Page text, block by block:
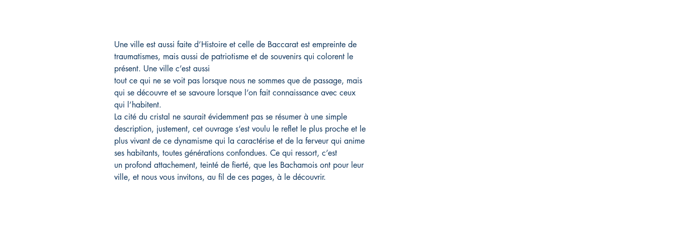
Une ville est aussi faite d’Histoire et celle de Baccarat est empreinte de
traumatismes, mais aussi de patriotisme et de souvenirs qui colorent le
présent. Une ville c’est aussi
tout ce qui ne se voit pas lorsque nous ne sommes que de passage, mais
qui se découvre et se savoure lorsque l’on fait connaissance avec ceux
qui l’habitent.
La cité du cristal ne saurait évidemment pas se résumer à une simple
description, justement, cet ouvrage s‘est voulu le reflet le plus proche et le
plus vivant de ce dynamisme qui la caractérise et de la ferveur qui anime
ses habitants, toutes générations confondues. Ce qui ressort, c’est
un profond attachement, teinté de fierté, que les Bachamois ont pour leur
ville, et nous vous invitons, au fil de ces pages, à le découvrir.